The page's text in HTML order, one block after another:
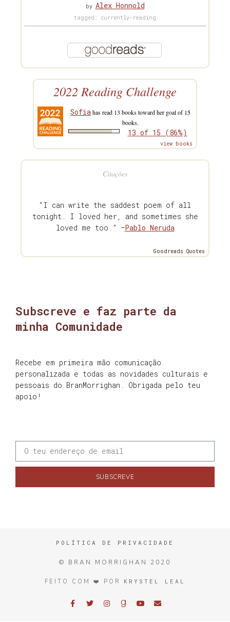
by Alex Honnold
tagged: currently-reading
2022 Reading Challenge
Sofiahas read 13 books toward her goal of 15
books.
13 of 15 (86%)
view books
Citações
“I can write the saddest poem of all
tonight. I loved her, and sometimes she
loved me too.” —Pablo Neruda
Goodreads Quotes
Subscreve e faz parte da
minha Comunidade
Recebe em primeira mão comunicação
personalizada e todas as novidades culturais e
pessoais do BranMorrighan. Obrigada pelo teu
apoio!
SUBSCREVE
POLÍTICA DE PRIVACIDADE
© BRAN MORRIGHAN 2020
FEITO COM ❤️ POR KRYSTEL LEAL